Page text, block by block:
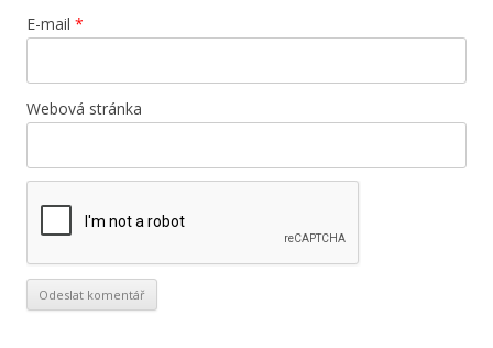
E-mail *
Webová stránka